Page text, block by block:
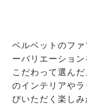
ベルベットのフ
ーバリエーション
こだわって選ん
のインテリアや
びいただく楽しみ